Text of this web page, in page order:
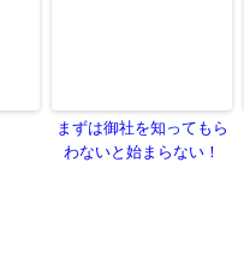
まずは御社を知ってもら
わないと始まらない！